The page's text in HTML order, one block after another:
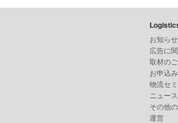
お知らせ
広告に
取材の
お申込み
物流セ
ニュー
その他
運営